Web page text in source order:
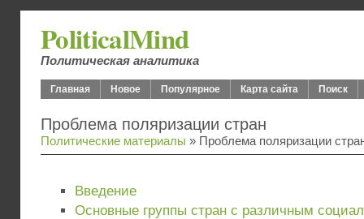
PoliticalMind
Политическая аналитика
Главная Новое Популярное Карта сайта Поиск
Проблема поляризации стран
Политические материалы » Проблема поляризации
Введение
Основные группы стран с различным